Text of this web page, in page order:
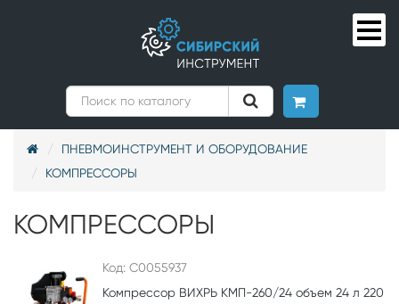
ПНЕВМОИНСТРУМЕНТ И ОБОРУДОВАНИЕ
КОМПРЕССОРЫ
КОМПРЕССОРЫ
Код: С0055937
Компрессор ВИХРЬ КМП-260/24 объем 24 л 220